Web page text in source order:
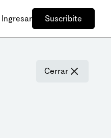
Ingresar Suscribite
Cerrar